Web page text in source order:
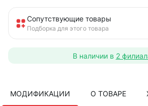
Сопутствующие товары
Подборка для этого товара
В наличии в 2
МОДИФИКАЦИИ О ТОВАРЕ